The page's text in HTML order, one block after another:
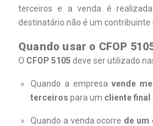
terceiros e a venda é
destinatário não é um contribuinte
Quando usar o CFOP
O CFOP 5105 deve ser utilizado
Quando a empresa vende
terceiros para um cliente
Quando a venda ocorre de um